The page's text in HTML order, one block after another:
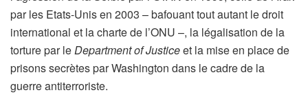
par les Etats-Unis en 2003 – bafouant tout autant le droit
international et la charte de l’ONU –, la légalisation de la
torture par leDepartment of Justiceet la mise en place de
prisons secrètes par Washington dans le cadre de la
guerre antiterroriste.